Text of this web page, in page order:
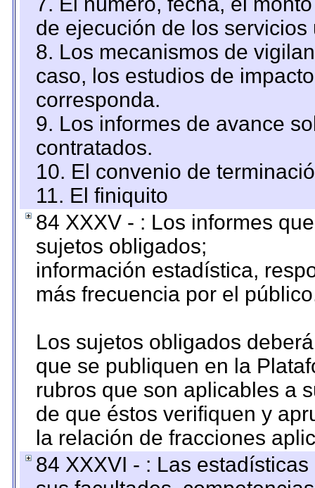
de ejecución de los servicios
8. Los mecanismos de
caso, los estudios de
corresponda.
9. Los informes de avance
contratados.
10. El convenio de
11. El finiquito
84 XXXV - : Los informes
sujetos obligados;
información estadística,
más frecuencia por el
Los sujetos obligados
que se publiquen en la
rubros que son aplicables a
de que éstos verifiquen y
la relación de fracciones
84 XXXVI - : Las